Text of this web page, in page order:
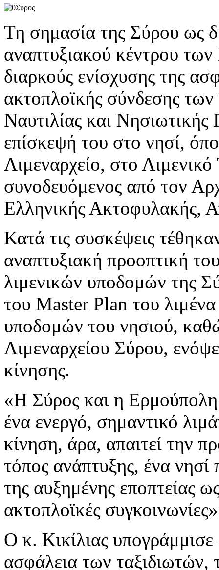
Τη σημασία της Σύρου ως
αναπτυξιακού κέντρου
διαρκούς ενίσχυσης της
ακτοπλοϊκής σύνδεσης
Ναυτιλίας και Νησιωτικής
επίσκεψή του στο νησί,
Λιμεναρχείο, στο
συνοδευόμενος από τον
Ελληνικής Ακτοφυλακής,
Κατά τις συσκέψεις
αναπτυξιακή προοπτική
λιμενικών υποδομών της
του Master Plan του
υποδομών του νησιού,
Λιμεναρχείου Σύρου,
κίνησης.
«Η Σύρος και η
ένα ενεργό, σημαντικό
κίνηση, άρα, απαιτεί την
τόπος ανάπτυξης, ένα
της αυξημένης εποπτείας
ακτοπλοϊκές
Ο κ. Κικίλιας
ασφάλεια των ταξιδιωτών,